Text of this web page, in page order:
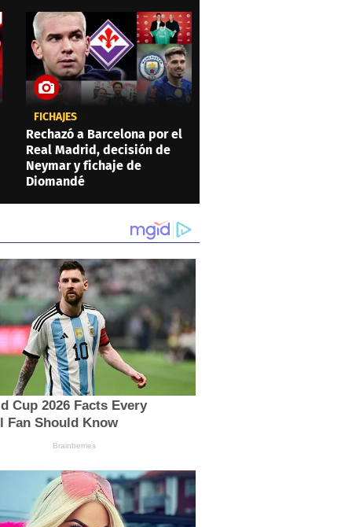
FICHAJES
Rechazó a Barcelona por el
Real Madrid, decisión de
Neymar y fichaje de
Diomandé